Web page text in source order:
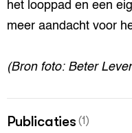
het looppad en een
meer aandacht voor
(Bron foto: Beter
Publicaties (1)